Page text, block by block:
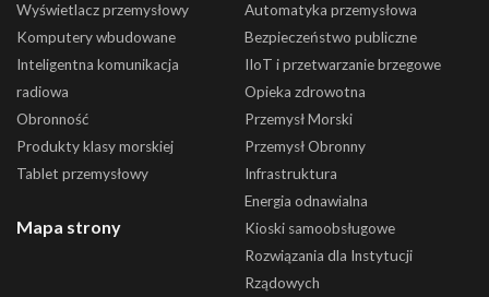
Wyświetlacz przemysłowy
Komputery wbudowane
Inteligentna komunikacja
radiowa
Obronność
Produkty klasy morskiej
Tablet przemysłowy
Mapa strony
Automatyka przemysłowa
Bezpieczeństwo publiczne
IIoT i przetwarzanie brzegowe
Opieka zdrowotna
Przemysł Morski
Przemysł Obronny
Infrastruktura
Energia odnawialna
Kioski samoobsługowe
Rozwiązania dla Instytucji
Rządowych